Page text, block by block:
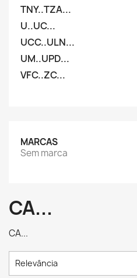
TNY..TZA...
U..UC...
UCC..ULN...
UM..UPD...
VFC..ZC...
MARCAS
Sem marca
CA...
CA...
Relevância